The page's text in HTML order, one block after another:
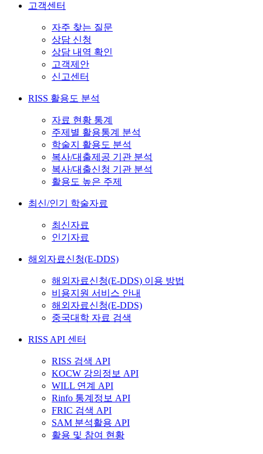
고객센터
자주 찾는 질문
상담 신청
상담 내역 확인
고객제안
신고센터
RISS 활용도 분석
자료 현황 통계
주제별 활용통계 분석
학술지 활용도 분석
복사/대출제공 기관 분석
복사/대출신청 기관 분석
활용도 높은 주제
최신/인기 학술자료
최신자료
인기자료
해외자료신청(E-DDS)
해외자료신청(E-DDS) 이용 방법
비용지원 서비스 안내
해외자료신청(E-DDS)
중국대학 자료 검색
RISS API 센터
RISS 검색 API
KOCW 강의정보 API
WILL 연계 API
Rinfo 통계정보 API
FRIC 검색 API
SAM 분석활용 API
활용 및 참여 현황